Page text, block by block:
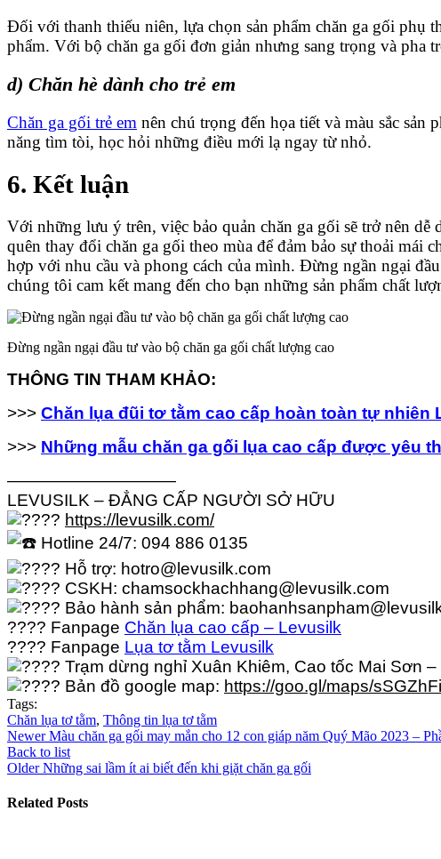
Đối với thanh thiếu niên, lựa chọn sản phẩm chăn ga gối phụ
phẩm. Với bộ chăn ga gối đơn giản nhưng sang trọng và pha
d) Chăn hè dành cho trẻ em
Chăn ga gối trẻ em nên chú trọng đến họa tiết và màu sắc
năng tìm tòi, học hỏi những điều mới lạ ngay từ nhỏ.
6. Kết luận
Với những lưu ý trên, việc bảo quản chăn ga gối sẽ trở nên
quên thay đổi chăn ga gối theo mùa để đảm bảo sự thoải mái
hợp với nhu cầu và phong cách của mình. Đừng ngần ngại
chúng tôi cam kết mang đến cho bạn những sản phẩm chất
Đừng ngần ngại đầu tư vào bộ chăn ga gối chất lượng cao
THÔNG TIN THAM KHẢO:
>>> Chăn lụa đũi tơ tằm cao cấp hoàn toàn tự nhiên
>>> Những mẫu chăn ga gối lụa cao cấp được yêu
——————————
LEVUSILK – ĐẲNG CẤP NGƯỜI SỞ HỮU
https://levusilk.com/
Hotline 24/7: 094 886 0135
Hỗ trợ: hotro@levusilk.com
CSKH: chamsockhachhang@levusilk.com
Bảo hành sản phẩm:
???? Fanpage Chăn lụa cao cấp – Levusilk
???? Fanpage Lụa tơ tằm Levusilk
Trạm dừng nghỉ Xuân Khiêm, Cao tốc Mai Sơn
Bản đồ google map: https://goo.gl/maps/
Tags:
Chăn lụa tơ tằm, Thông tin lụa tơ tằm
Newer Màu chăn ga gối may mắn cho 12 con giáp năm Quý Mão 2023 –
Back to list
Older Những sai lầm ít ai biết đến khi giặt chăn ga gối
Related Posts